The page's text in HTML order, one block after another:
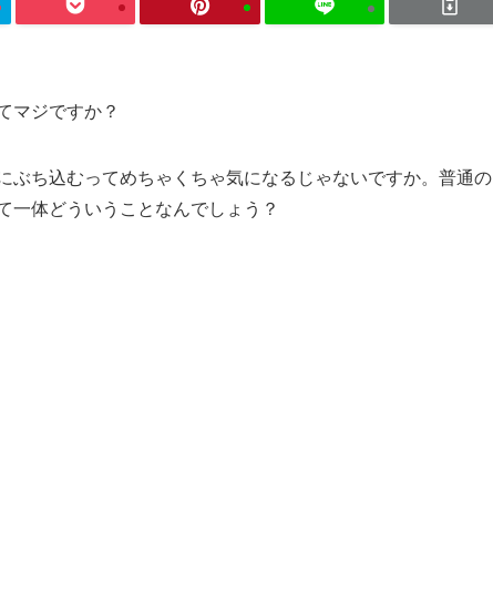
マジですか？
ぶち込むってめちゃくちゃ気になるじゃないですか。普通の
体どういうことなんでしょう？